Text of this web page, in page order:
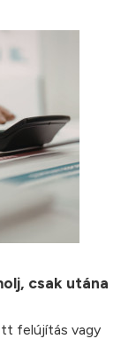
csak utána
felújítás vagy